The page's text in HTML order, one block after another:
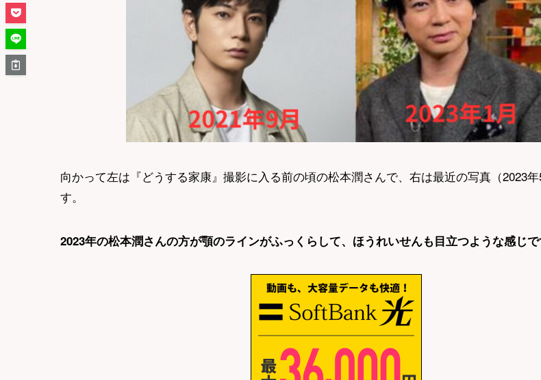
向かって左は『どうする家康』撮影に入る前の頃の松本潤さんで、右は最近の写真（2023
す。
2023年の松本潤さんの方が顎のラインがふっくらして、ほうれいせんも目立つような感じ